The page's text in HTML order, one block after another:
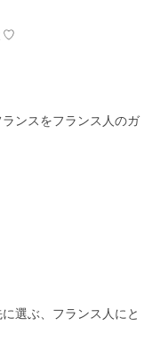
♡
ンスをフランス人のガ
選ぶ、フランス人にと